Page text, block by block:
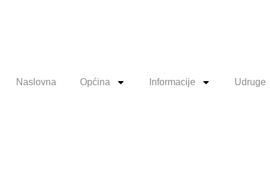
Naslovna Općina Informacije Udruge